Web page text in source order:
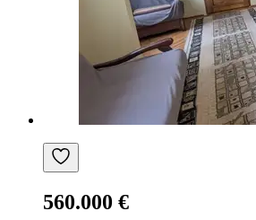
560.000 €